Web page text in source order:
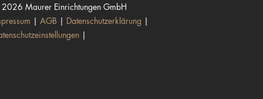
Maurer Einrichtungen GmbH
AGB
Datenschutzerklärung